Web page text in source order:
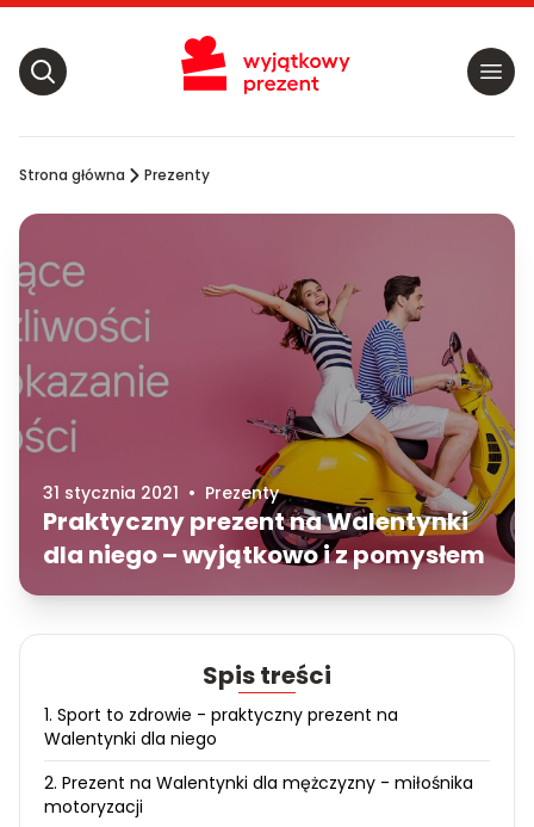
Strona główna Prezenty
31 stycznia 2021 • Prezenty
Praktyczny prezent na Walentynki
dla niego – wyjątkowo i z pomysłem
Spis treści
1. Sport to zdrowie - praktyczny prezent na
Walentynki dla niego
2. Prezent na Walentynki dla mężczyzny - miłośnika
motoryzacji